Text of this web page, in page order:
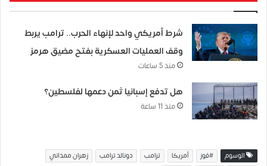
شرط أمريكي واحد لإنهاء الحرب.. ترامب يربط
وقف العمليات العسكرية بفتح مضيق هرمز
منذ 5 ساعات
هل تدفع إسبانيا ثمن دعمها لفلسطين؟
منذ 11 ساعة
الوسوم #فوز أمريكا ترامب دونالد ترامب
زهران ممداني